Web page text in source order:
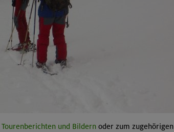
Tourenberichten und Bildern oder zum zugehörigen